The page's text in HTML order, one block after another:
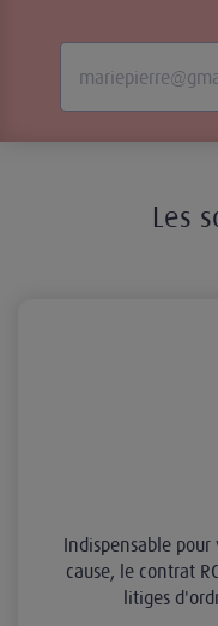
Les
Indispensable
cause, le contrat
litiges